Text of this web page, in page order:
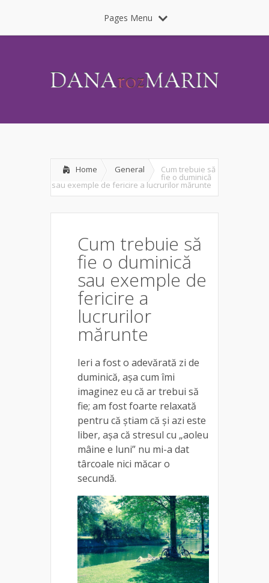
Pages Menu
Home General Cum trebuie să
fie o duminică
sau exemple de fericire a lucrurilor mărunte
Cum trebuie să
fie o duminică
sau exemple de
fericire a
lucrurilor
mărunte
Ieri a fost o adevărată zi de
duminică, așa cum îmi
imaginez eu că ar trebui să
fie; am fost foarte relaxată
pentru că știam că și azi este
liber, așa că stresul cu „aoleu
mâine e luni” nu mi-a dat
târcoale nici măcar o
secundă.